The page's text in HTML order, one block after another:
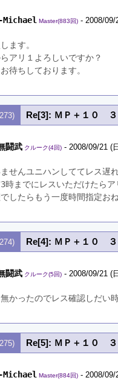
Master(883回) - 2008/
ます。
アリ１よろしいですか？
待ちしております。
Re[3]: ＭＰ＋１０ ３
闘武 クルーク(4回) - 2008/09/21 (
せんユニハンしててレス遅
時までにレスいただけたら
したらもう一度時間指定お
Re[4]: ＭＰ＋１０ ３
闘武 クルーク(5回) - 2008/09/21 (
かったのでレス確認しだい
Re[5]: ＭＰ＋１０ ３
Master(884回) - 2008/